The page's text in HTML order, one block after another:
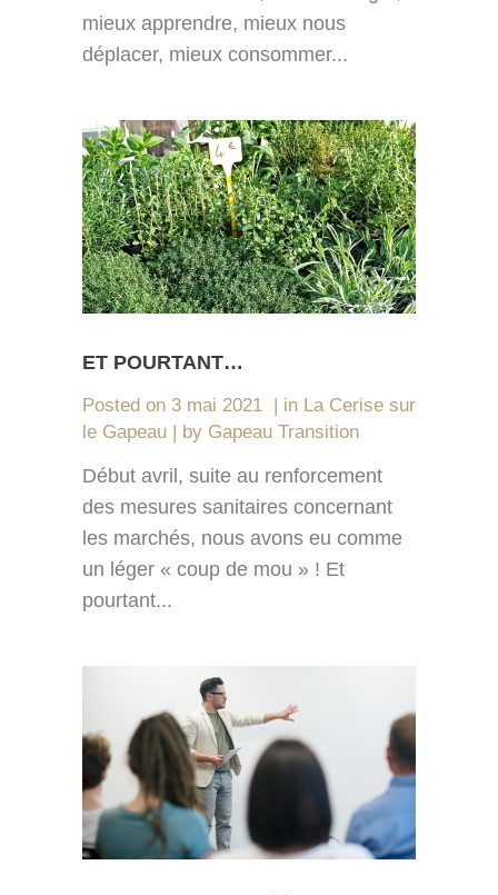
mieux apprendre, mieux nous
déplacer, mieux consommer...
ET POURTANT…
Posted on 3 mai 2021 in La Cerise sur
le Gapeau
by Gapeau Transition
Début avril, suite au renforcement
des mesures sanitaires concernant
les marchés, nous avons eu comme
un léger « coup de mou » ! Et
pourtant...